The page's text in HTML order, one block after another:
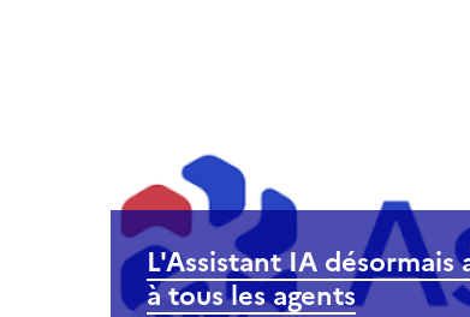
L'Assistant IA désormais
à tous les agents